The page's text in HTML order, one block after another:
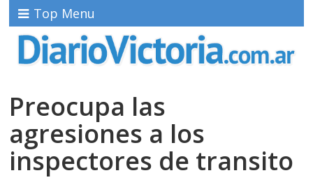
Top Menu
Preocupa las
agresiones a los
inspectores de transito